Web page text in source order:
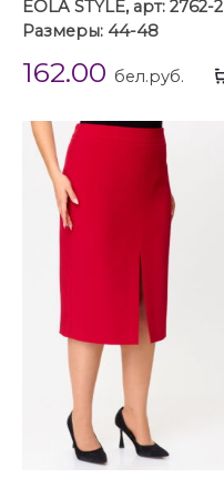
EOLA STYLE, арт: 2762-2
Размеры: 44-48
162.00 бел.руб.